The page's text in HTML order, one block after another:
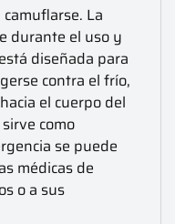
La
durante el uso y
diseñada para
contra el frío,
el cuerpo del
como
se puede
médicas de
o a sus